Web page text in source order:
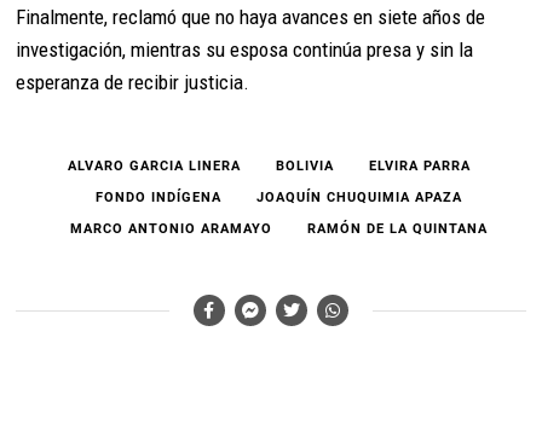
Finalmente, reclamó que no haya avances en siete años de
investigación, mientras su esposa continúa presa y sin la
esperanza de recibir justicia.
ALVARO GARCIA LINERA BOLIVIA
ELVIRA PARRA
FONDO INDÍGENA
JOAQUÍN CHUQUIMIA APAZA
MARCO ANTONIO ARAMAYO
RAMÓN DE LA QUINTANA